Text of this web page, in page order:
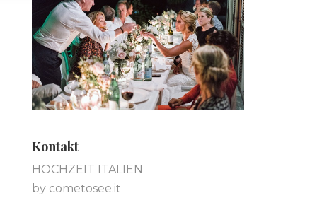
Kontakt
HOCHZEIT ITALIEN
by cometosee.it